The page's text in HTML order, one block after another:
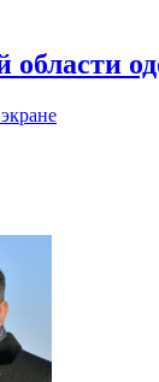
области